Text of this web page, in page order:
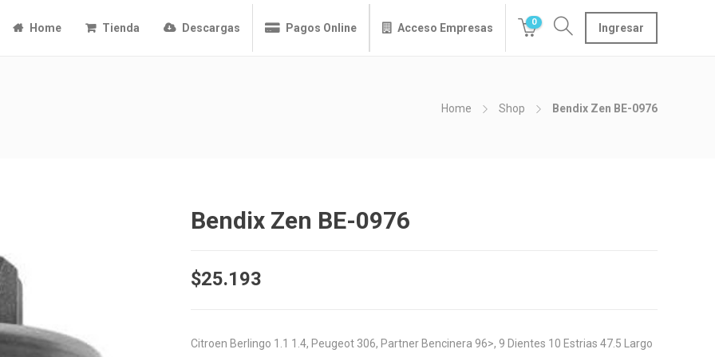
Home Tienda Descargas Pagos Online Acceso Empresas 0 Ingresar
Home Shop Bendix Zen BE-0976
Bendix Zen BE-0976
$25.193
Citroen Berlingo 1.1 1.4, Peugeot 306, Partner Bencinera 96>, 9 Dientes 10 Estrias 47.5 Largo